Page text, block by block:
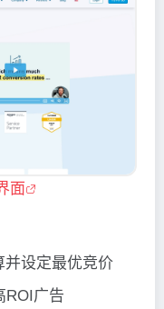
面
并设定最优竞价
ROI广告